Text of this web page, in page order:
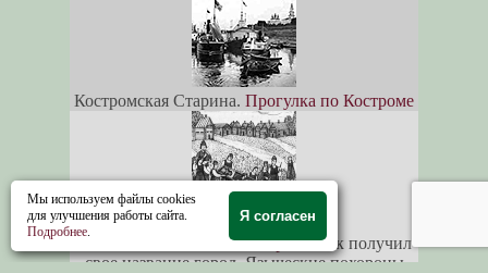
Костромская Старина. Прогулка по Костроме
Славянское божество КостромаКак получил
свое название город. Языческие похороны
Мы используем файлы cookies
для улучшения работы сайта.
Подробнее.
Я согласен